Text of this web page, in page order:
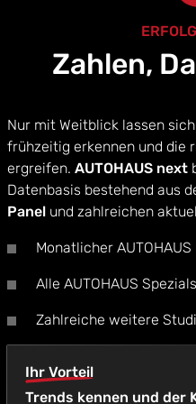
Zahlen,
Nur mit Weitblick lassen
frühzeitig erkennen und die
ergreifen. AUTOHAUS next
Datenbasis bestehend aus
Panel und zahlreichen
Monatlicher
Alle AUTOHAUS Spezials
Zahlreiche weitere
Ihr Vorteil
Trends kennen und der